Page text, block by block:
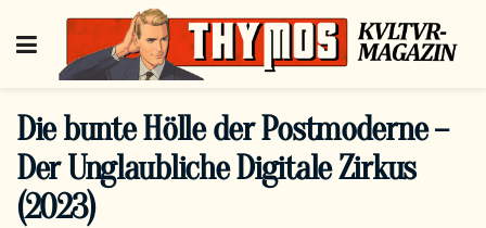
Die bunte Hölle der Postmoderne –
Der Unglaubliche Digitale Zirkus
(2023)